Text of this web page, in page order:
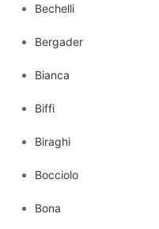
Bechelli
Bergader
Bianca
Biffi
Biraghi
Bocciolo
Bona